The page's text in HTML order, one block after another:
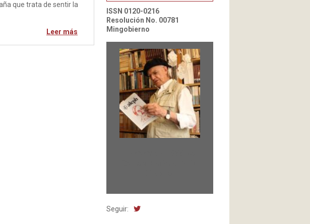
que trata de sentir la
Leer más
ISSN 0120-0216
Resolución No. 00781
Mingobierno
Seguir: